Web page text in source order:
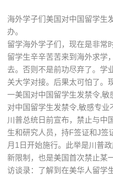
海外学子们美国对中国留学生
办。
留学海外学子们，现在是非常
留学生辛辛苦苦来到海外求学
去。否则不是前功尽弃了。学
关大学对接。后果太可怕了。
一美国对中国留学生发禁令,敏
对中国留学生发禁令,敏感专业
川普总统日前宣布，禁止与中
生和研究人员，持F签证和J签
月1日开始施行。此举是川普
新限制，也是美国首次禁止某
访谈录：了解到在美华人留学